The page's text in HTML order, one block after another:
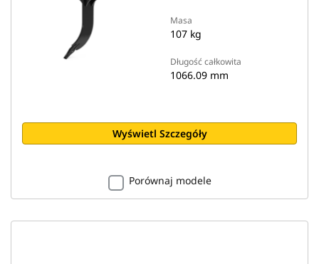
Masa
107 kg
Długość całkowita
1066.09 mm
Wyświetl Szczegóły
Porównaj modele